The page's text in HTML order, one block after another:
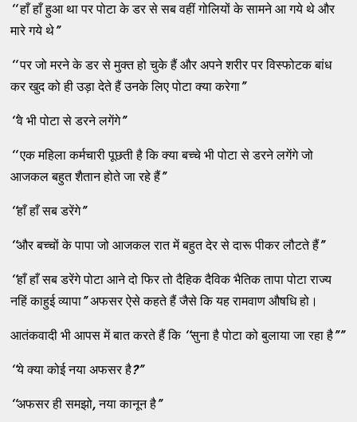
‘‘हाँ हाँ हुआ था पर पोटा के डर से सब वहीं गोलियों के सामने आ गये थे और
मारे गये थे”
‘‘पर जो मरने के डर से मुक्त हो चुके हैं और अपने शरीर पर विस्फोटक बांध
कर खुद को ही उड़ा देते हैं उनके लिए पोटा क्या करेगा”
‘‘वे भी पोटा से डरने लगेंगे”
‘‘एक महिला कर्मचारी पूछती है कि क्या बच्चे भी पोटा से डरने लगेंगे जो
आजकल बहुत शैतान होते जा रहे हैं”
‘‘हाँ हाँ सब डरेंगे”
‘‘और बच्चों के पापा जो आजकल रात में बहुत देर से दारू पीकर लौटते हैं”
‘‘हाँ हाँ सब डरेंगे पोटा आने दो फिर तो दैहिक दैविक भैतिक तापा पोटा राज्य
नहिं काहुई व्यापा” अफसर ऐसे कहते हैं जैसे कि यह रामवाण औषधि हो।
आतंकवादी भी आपस में बात करते हैं कि ‘‘सुना है पोटा को बुलाया जा रहा है””
‘‘ये क्या कोई नया अफसर है?”
‘‘अफसर ही समझो,नया कानून है”